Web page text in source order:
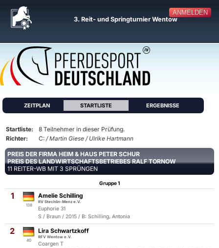
ANMELDEN
3. Reit- und Springturnier Wentow
ZEITPLAN STARTLISTE ERGEBNISSE
Startliste:
8 Teilnehmer in dieser Prüfung.
Richter:
C: / Martin Giese / Ulrike Hartmann
PREIS DER FIRMA HEIM & HAUS PETER SCHUR
PREIS DES LANDWIRTSCHAFTSBETRIEBES RALF TORNOW
11 REITER-WB MIT 3 SPRÜNGEN
Gruppe 1
1
138
Amelie Schilling
RV Stechlin-Menz e.V.
Euphorie 31
S / Braun / 2015 / B: Schilling, Antonia
2
40
Lira Schwartzkoff
RFV Wentow e.V.
Coargen T